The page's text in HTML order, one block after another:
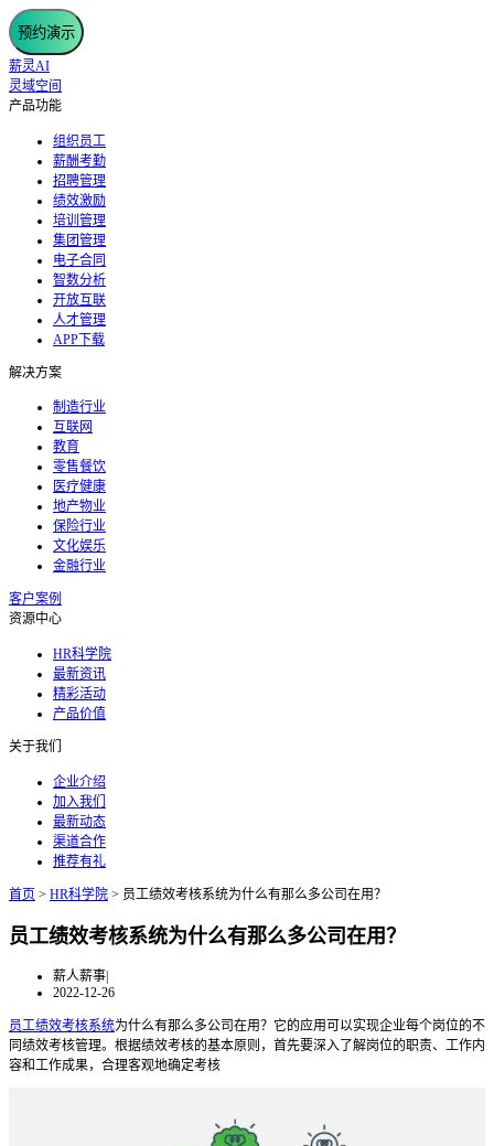
预约演示
薪灵AI
灵域空间
产品功能
组织员工
薪酬考勤
招聘管理
绩效激励
培训管理
集团管理
电子合同
智数分析
开放互联
人才管理
APP下载
解决方案
制造行业
互联网
教育
零售餐饮
医疗健康
地产物业
保险行业
文化娱乐
金融行业
客户案例
资源中心
HR科学院
最新资讯
精彩活动
产品价值
关于我们
企业介绍
加入我们
最新动态
渠道合作
推荐有礼
首页 > HR科学院 > 员工绩效考核系统为什么有那么多公司在用？
员工绩效考核系统为什么有那么多公司在用？
薪人薪事|
2022-12-26
员工绩效考核系统为什么有那么多公司在用？它的应用可以实现企业每个岗位的不
同绩效考核管理。根据绩效考核的基本原则，首先要深入了解岗位的职责、工作内
容和工作成果，合理客观地确定考核